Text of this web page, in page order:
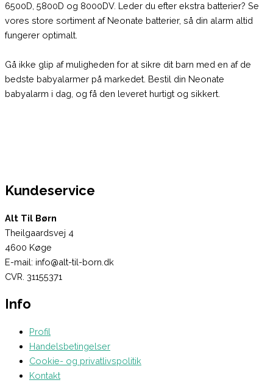
6500D, 5800D og 8000DV. Leder du efter ekstra batterier? Se
vores store sortiment af Neonate batterier, så din alarm altid
fungerer optimalt.
Gå ikke glip af muligheden for at sikre dit barn med en af de
bedste babyalarmer på markedet. Bestil din Neonate
babyalarm i dag, og få den leveret hurtigt og sikkert.
Kundeservice
Alt Til Børn
Theilgaardsvej 4
4600 Køge
E-mail: info@alt-til-born.dk
CVR. 31155371
Info
Profil
Handelsbetingelser
Cookie- og privatlivspolitik
Kontakt